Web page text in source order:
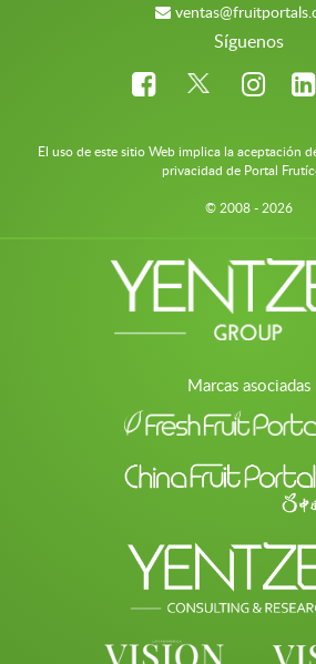
Síguenos
El uso de este sitio Web implica la aceptación
privacidad de Portal
© 2008 - 2026
Marcas asociadas